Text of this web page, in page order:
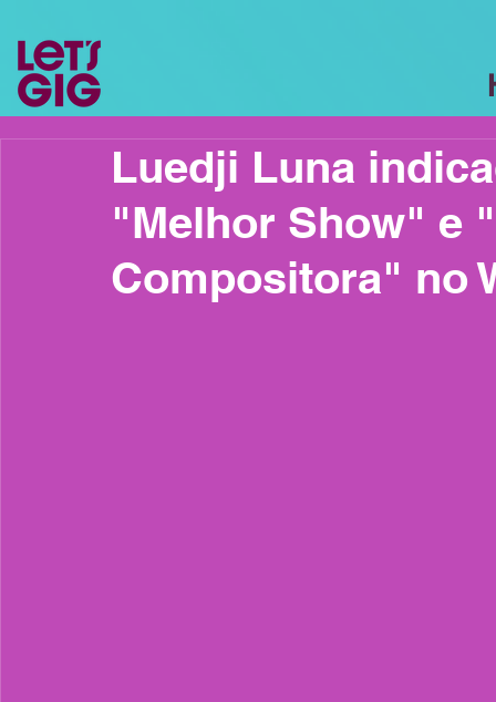
Luedji Luna
"Melhor Show" e
Compositora" no